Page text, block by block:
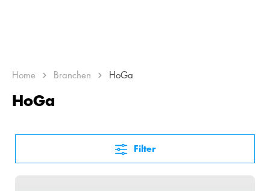
Home Branchen HoGa
HoGa
Filter